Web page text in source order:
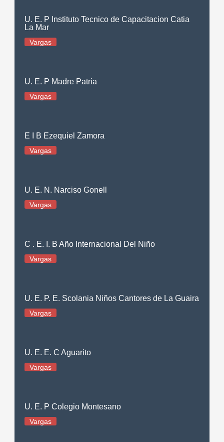
U. E. P Instituto Tecnico de Capacitacion Catia
La Mar
Vargas
U. E. P Madre Patria
Vargas
E I B Ezequiel Zamora
Vargas
U. E. N. Narciso Gonell
Vargas
C . E. I. B Año Internacional Del Niño
Vargas
U. E. P. E. Scolania Niños Cantores de La Guaira
Vargas
U. E. E. C Aguarito
Vargas
U. E. P Colegio Montesano
Vargas